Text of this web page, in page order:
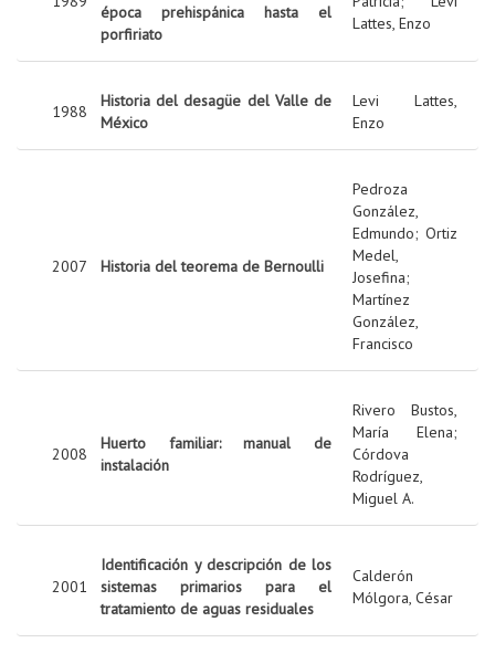
época prehispánica hasta el
porfiriato
Lattes, Enzo
1988
Historia del desagüe del Valle de
México
Levi Lattes,
Enzo
2007 Historia del teorema de Bernoulli
Pedroza
González,
Edmundo; Ortiz
Medel,
Josefina;
Martínez
González,
Francisco
2008
Huerto familiar: manual de
instalación
Rivero Bustos,
María Elena;
Córdova
Rodríguez,
Miguel A.
2001
Identificación y descripción de los
sistemas primarios para el
tratamiento de aguas residuales
Calderón
Mólgora, César